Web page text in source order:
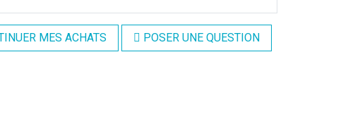
MES ACHATS POSER UNE QUESTION